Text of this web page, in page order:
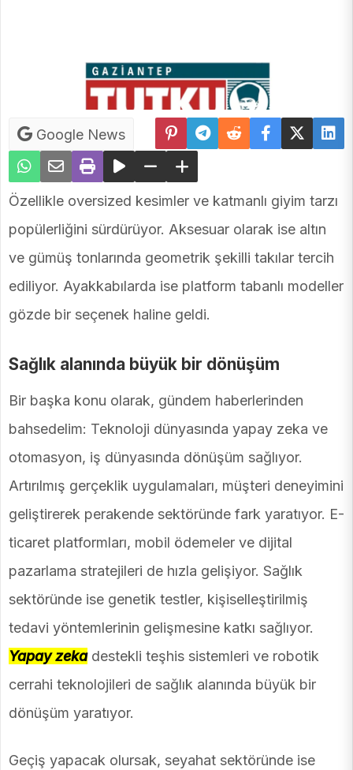
Google News
Özellikle oversized kesimler ve katmanlı giyim tarzı
popülerliğini sürdürüyor. Aksesuar olarak ise altın
ve gümüş tonlarında geometrik şekilli takılar tercih
ediliyor. Ayakkabılarda ise platform tabanlı modeller
gözde bir seçenek haline geldi.
Sağlık alanında büyük bir dönüşüm
Bir başka konu olarak, gündem haberlerinden
bahsedelim: Teknoloji dünyasında yapay zeka ve
otomasyon, iş dünyasında dönüşüm sağlıyor.
Artırılmış gerçeklik uygulamaları, müşteri deneyimini
geliştirerek perakende sektöründe fark yaratıyor. E-
ticaret platformları, mobil ödemeler ve dijital
pazarlama stratejileri de hızla gelişiyor. Sağlık
sektöründe ise genetik testler, kişiselleştirilmiş
tedavi yöntemlerinin gelişmesine katkı sağlıyor.
Yapay zekadestekli teşhis sistemleri ve robotik
cerrahi teknolojileri de sağlık alanında büyük bir
dönüşüm yaratıyor.
Geçiş yapacak olursak, seyahat sektöründe ise